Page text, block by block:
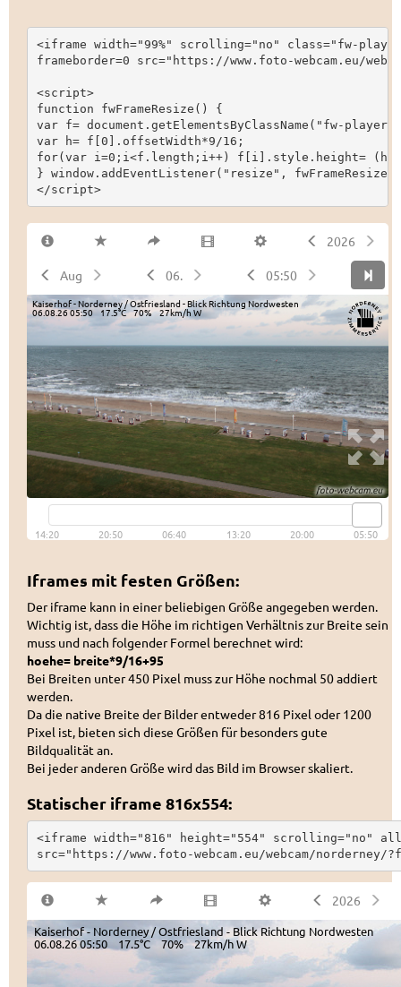
<iframe width="99%" scrolling="no" class="fw-
frameborder=0 src="https://www.foto-webcam.eu/
<script>
function fwFrameResize() {
var f= document.getElementsByClassName("fw-
var h= f[0].offsetWidth*9/16;
for(var i=0;i<f.length;i++) f[i].style.height=
} window.addEventListener("resize",
</script>
Iframes mit festen Größen:
Der iframe kann in einer beliebigen Größe angegeben werden.
Wichtig ist, dass die Höhe im richtigen Verhältnis zur Breite sein
muss und nach folgender Formel berechnet wird:
hoehe= breite*9/16+95
Bei Breiten unter 450 Pixel muss zur Höhe nochmal 50 addiert
werden.
Da die native Breite der Bilder entweder 816 Pixel oder 1200
Pixel ist, bieten sich diese Größen für besonders gute
Bildqualität an.
Bei jeder anderen Größe wird das Bild im Browser skaliert.
Statischer iframe 816x554:
<iframe width="816" height="554" scrolling="no"